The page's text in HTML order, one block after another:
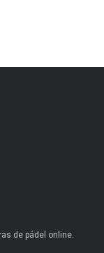
de pádel online.